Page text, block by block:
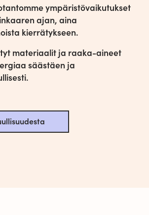
ympäristövaikutukset
ajan, aina
kierrätykseen.
materiaalit ja raaka-aineet
säästäen ja